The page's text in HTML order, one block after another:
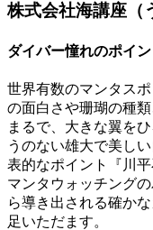
株式会社海講座（
ダイバー憧れのポイ
世界有数のマンタス
の面白さや珊瑚の種
まるで、大きな翼を
うのない雄大で美し
表的なポイント『川
マンタウォッチング
ら導き出される確か
足いただます。